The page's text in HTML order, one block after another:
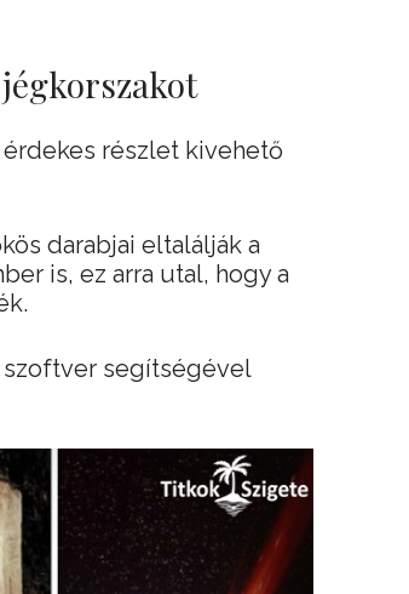
részlet kivehető
darabjai eltalálják a
is, ez arra utal, hogy a
segítségével